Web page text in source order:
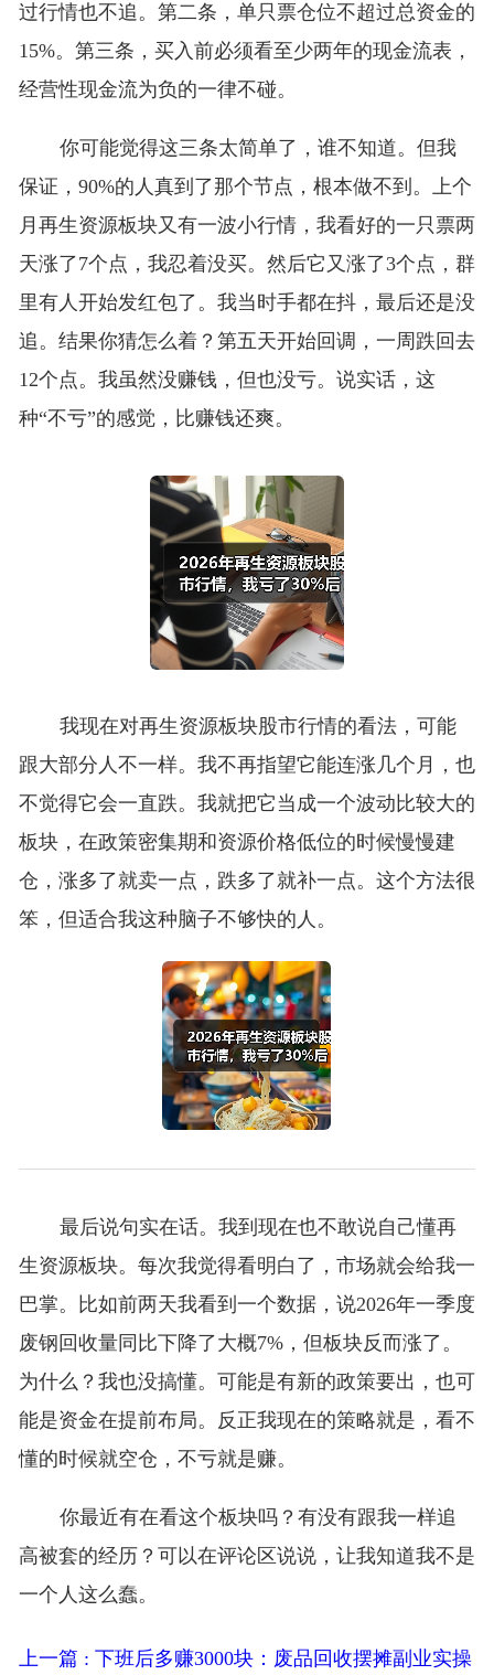
过行情也不追。第二条，单只票仓位不超过总资金的
15%。第三条，买入前必须看至少两年的现金流表，
经营性现金流为负的一律不碰。
你可能觉得这三条太简单了，谁不知道。但我
保证，90%的人真到了那个节点，根本做不到。上个
月再生资源板块又有一波小行情，我看好的一只票两
天涨了7个点，我忍着没买。然后它又涨了3个点，群
里有人开始发红包了。我当时手都在抖，最后还是没
追。结果你猜怎么着？第五天开始回调，一周跌回去
12个点。我虽然没赚钱，但也没亏。说实话，这
种“不亏”的感觉，比赚钱还爽。
我现在对再生资源板块股市行情的看法，可能
跟大部分人不一样。我不再指望它能连涨几个月，也
不觉得它会一直跌。我就把它当成一个波动比较大的
板块，在政策密集期和资源价格低位的时候慢慢建
仓，涨多了就卖一点，跌多了就补一点。这个方法很
笨，但适合我这种脑子不够快的人。
最后说句实在话。我到现在也不敢说自己懂再
生资源板块。每次我觉得看明白了，市场就会给我一
巴掌。比如前两天我看到一个数据，说2026年一季度
废钢回收量同比下降了大概7%，但板块反而涨了。
为什么？我也没搞懂。可能是有新的政策要出，也可
能是资金在提前布局。反正我现在的策略就是，看不
懂的时候就空仓，不亏就是赚。
你最近有在看这个板块吗？有没有跟我一样追
高被套的经历？可以在评论区说说，让我知道我不是
一个人这么蠢。
上一篇 : 下班后多赚3000块：废品回收摆摊副业实操